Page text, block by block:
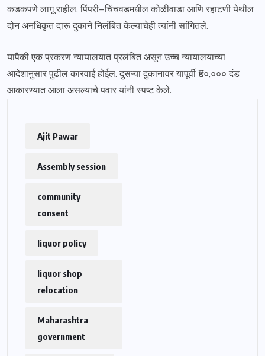
कडकपणे लागू राहील. पिंपरी–चिंचवडमधील कोळीवाडा आणि रहाटणी येथील
दोन अनधिकृत दारू दुकाने निलंबित केल्याचेही त्यांनी सांगितले.
यापैकी एक प्रकरण न्यायालयात प्रलंबित असून उच्च न्यायालयाच्या
आदेशानुसार पुढील कारवाई होईल. दुसऱ्या दुकानावर यापूर्वी ₹५०,००० दंड
आकारण्यात आला असल्याचे पवार यांनी स्पष्ट केले.
Ajit Pawar
Assembly session
community
consent
liquor policy
liquor shop
relocation
Maharashtra
government